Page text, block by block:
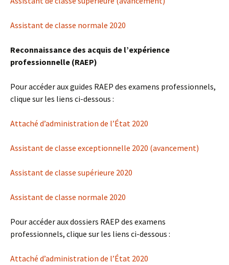
Assistant de classe normale 2020
Reconnaissance des acquis de l’expérience
professionnelle (RAEP)
Pour accéder aux guides RAEP des examens professionnels,
clique sur les liens ci-dessous :
Attaché d’administration de l’État 2020
Assistant de classe exceptionnelle 2020 (avancement)
Assistant de classe supérieure 2020
Assistant de classe normale 2020
Pour accéder aux dossiers RAEP des examens
professionnels, clique sur les liens ci-dessous :
Attaché d’administration de l’État 2020